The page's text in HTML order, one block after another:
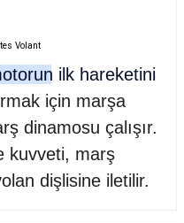
Volant
ilk hareketini
için marşa
dinamosu çalışır.
kuvveti, marş
dişlisine iletilir.